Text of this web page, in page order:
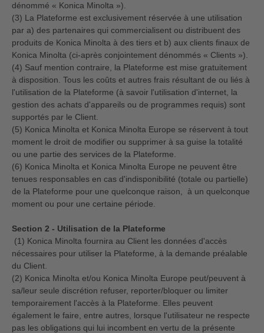
dénommé « Konica Minolta »).
(3) La Plateforme est exclusivement réservée à une utilisation
par a) des partenaires qui commercialisent ou distribuent des
produits de Konica Minolta à des tiers et b) aux clients finaux de
Konica Minolta (ci-après conjointement dénommés « Clients »).
(4) Sauf mention contraire, la Plateforme est mise gratuitement
à disposition. Tous les coûts et autres frais résultant de ou liés à
l'utilisation de la Plateforme (à savoir l'utilisation d'internet, la
gestion des achats d'appareils ou de programmes requis) sont
supportés par le Client.
(5) Konica Minolta et Konica Minolta Europe se réservent à tout
moment le droit de modifier ou supprimer à sa guise la totalité
ou une partie des services de la Plateforme.
(6) Konica Minolta et Konica Minolta Europe ne peuvent être
tenues responsables en cas d'indisponibilité (totale ou partielle)
de la Plateforme pour une quelconque raison, à un quelconque
moment ou pour une certaine période.
Section 2 - Utilisation de la Plateforme
(1) Konica Minolta fournira au Client les données d'accès
nécessaires pour utiliser la Plateforme, à la demande préalable
du Client.
(2) Konica Minolta et/ou Konica Minolta Europe peut/peuvent à
sa/leur seule discrétion refuser, reporter/bloquer ou limiter
temporairement l'accès à la Plateforme. Elles peuvent
également le faire, entre autres, lorsque l'utilisateur ne respecte
pas les obligations qui lui incombent en vertu de la présente